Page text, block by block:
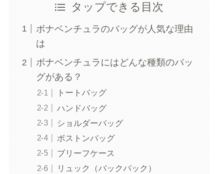
タップできる目次
ボナベンチュラのバッグが人気な理由
は
ボナベンチュラにはどんな種類のバッ
グがある？
トートバッグ
ハンドバッグ
ショルダーバッグ
ボストンバッグ
ブリーフケース
リュック（バックパック）